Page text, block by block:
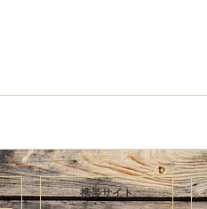
携帯サイト